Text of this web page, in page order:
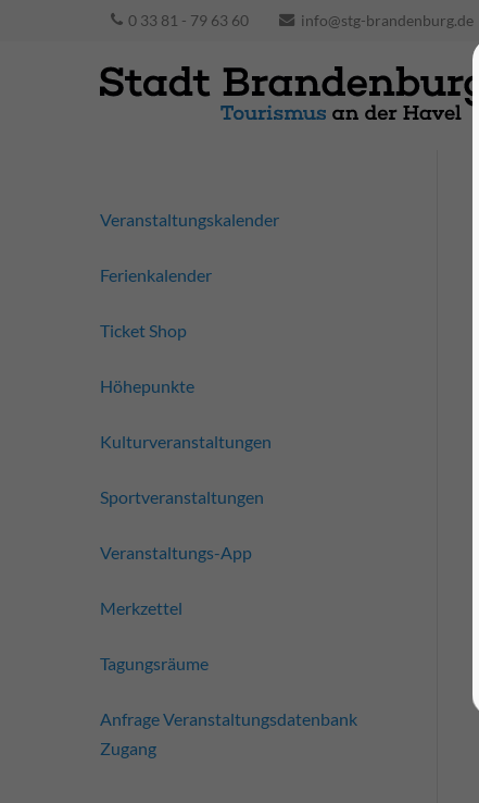
0 33 81 - 79 63 60 info@stg-brandenburg.de
Veranstaltungskalender
Ferienkalender
Ticket Shop
Höhepunkte
Kulturveranstaltungen
Sportveranstaltungen
Veranstaltungs-App
Merkzettel
Tagungsräume
Anfrage Veranstaltungsdatenbank
Zugang